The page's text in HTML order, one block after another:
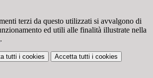
terzi da questo utilizzati si avvalgono di
ed utili alle finalità illustrate nella
.
tutti i cookies Accetta tutti i cookies